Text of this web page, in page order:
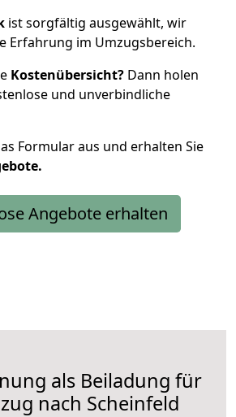
ist sorgfältig ausgewählt, wir
Erfahrung im Umzugsbereich.
Kostenübersicht? Dann holen
und unverbindliche
Formular aus und erhalten Sie
Angebote erhalten
als Beiladung für
nach Scheinfeld